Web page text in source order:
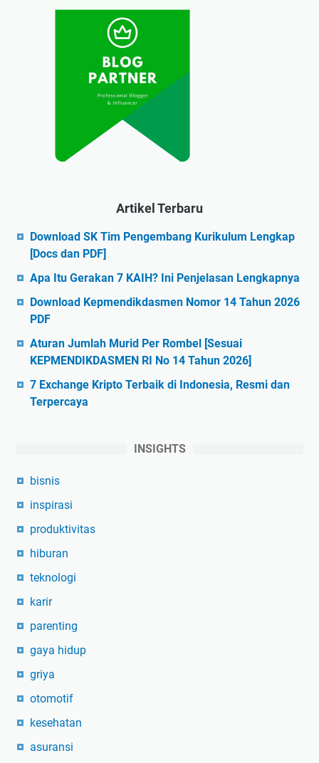
Artikel Terbaru
Download SK Tim Pengembang Kurikulum Lengkap
[Docs dan PDF]
Apa Itu Gerakan 7 KAIH? Ini Penjelasan Lengkapnya
Download Kepmendikdasmen Nomor 14 Tahun 2026
PDF
Aturan Jumlah Murid Per Rombel [Sesuai
KEPMENDIKDASMEN RI No 14 Tahun 2026]
7 Exchange Kripto Terbaik di Indonesia, Resmi dan
Terpercaya
INSIGHTS
bisnis
inspirasi
produktivitas
hiburan
teknologi
karir
parenting
gaya hidup
griya
otomotif
kesehatan
asuransi